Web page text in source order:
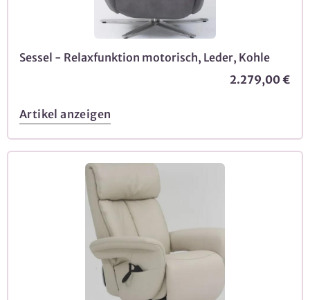
Sessel - Relaxfunktion motorisch, Leder, Kohle
2.279,00 €
Artikel anzeigen